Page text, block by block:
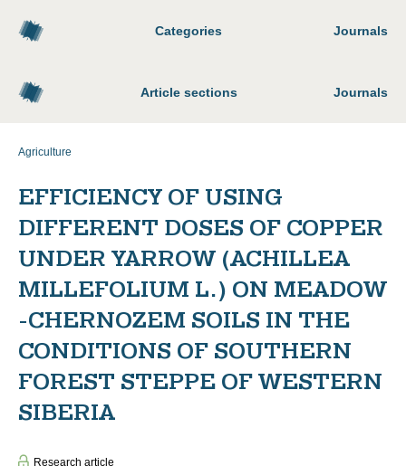
Categories Journals
Article sections Journals
Agriculture
EFFICIENCY OF USING
DIFFERENT DOSES OF COPPER
UNDER YARROW (ACHILLEA
MILLEFOLIUM L.) ON MEADOW
-CHERNOZEM SOILS IN THE
CONDITIONS OF SOUTHERN
FOREST STEPPE OF WESTERN
SIBERIA
Research article